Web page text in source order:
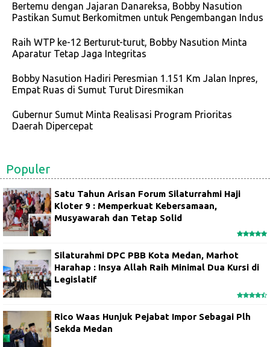
Bertemu dengan Jajaran Danareksa, Bobby Nasution
Pastikan Sumut Berkomitmen untuk Pengembangan Indus
Raih WTP ke-12 Berturut-turut, Bobby Nasution Minta
Aparatur Tetap Jaga Integritas
Bobby Nasution Hadiri Peresmian 1.151 Km Jalan Inpres,
Empat Ruas di Sumut Turut Diresmikan
Gubernur Sumut Minta Realisasi Program Prioritas
Daerah Dipercepat
Populer
Satu Tahun Arisan Forum Silaturrahmi Haji
Kloter 9 : Memperkuat Kebersamaan,
Musyawarah dan Tetap Solid
Silaturahmi DPC PBB Kota Medan, Marhot
Harahap : Insya Allah Raih Minimal Dua Kursi di
Legislatif
Rico Waas Hunjuk Pejabat Impor Sebagai Plh
Sekda Medan